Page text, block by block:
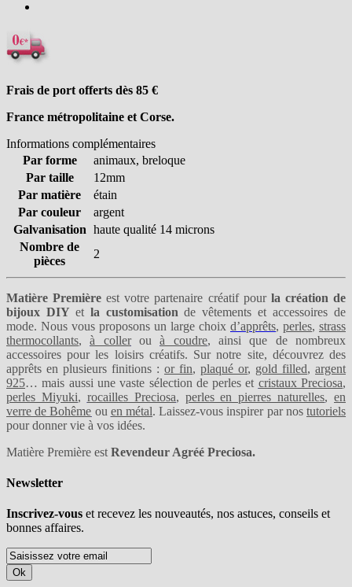
Frais de port offerts dès 85 €
France métropolitaine et Corse.
Informations complémentaires
Par forme
animaux, breloque
Par taille
12mm
Par matière
étain
Par couleur
argent
Galvanisation haute qualité 14 microns
Nombre de
pièces
2
Matière Première est votre partenaire créatif pourla création de
bijoux DIY etla customisation de vêtements et accessoires de
mode. Nous vous proposons un large choix d’apprêts, perles, strass
thermocollants,à collerouà coudre, ainsi que de nombreux
accessoires pour les loisirs créatifs. Sur notre site, découvrez des
apprêts en plusieurs finitions : or fin, plaqué or, gold filled, argent
925… mais aussi une vaste sélection de perles et cristaux Preciosa,
perles Miyuki, rocailles Preciosa, perles en pierres naturelles, en
verre de Bohême ou en métal. Laissez-vous inspirer par nostutoriels
pour donner vie à vos idées.
Matière Première est Revendeur Agréé Preciosa.
Newsletter
Inscrivez-vous et recevez les nouveautés, nos astuces, conseils et
bonnes affaires.
Ok